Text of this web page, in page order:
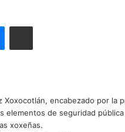
MessengerCompartir via correo electrónico
Xoxocotlán, encabezado por la
elementos de seguridad
xoxeñas.